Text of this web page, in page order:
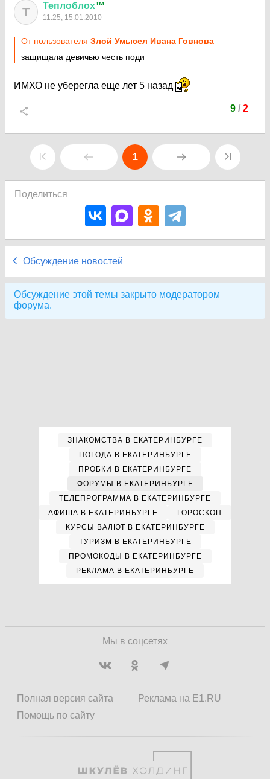
Т Теплоблох™
11:25, 15.01.2010
От пользователя Злой Умысел Ивана Говнова
защищала девичью честь поди
ИМХО не уберегла еще лет 5 назад
9/ 2
1
Поделиться
Обсуждение новостей
Обсуждение этой темы закрыто модератором
форума.
ЗНАКОМСТВА В ЕКАТЕРИНБУРГЕ
ПОГОДА В ЕКАТЕРИНБУРГЕ
ПРОБКИ В ЕКАТЕРИНБУРГЕ
ФОРУМЫ В ЕКАТЕРИНБУРГЕ
ТЕЛЕПРОГРАММА В ЕКАТЕРИНБУРГЕ
АФИША В ЕКАТЕРИНБУРГЕ
ГОРОСКОП
КУРСЫ ВАЛЮТ В ЕКАТЕРИНБУРГЕ
ТУРИЗМ В ЕКАТЕРИНБУРГЕ
ПРОМОКОДЫ В ЕКАТЕРИНБУРГЕ
РЕКЛАМА В ЕКАТЕРИНБУРГЕ
Мы в соцсетях
Полная версия сайта
Помощь по сайту
Реклама на E1.RU